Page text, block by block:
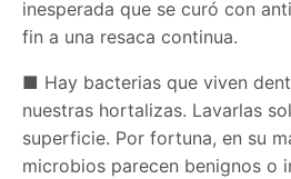
inesperada que se curó con
fin a una resaca continua.
■ Hay bacterias que viven
nuestras hortalizas. Lavarlas
superficie. Por fortuna, en su
microbios parecen benignos o